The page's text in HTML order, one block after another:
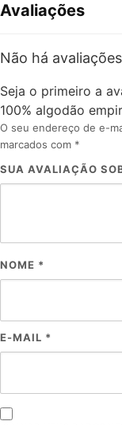
Avaliações
Não há
Seja o primeiro a
100% algodão
O seu endereço de e-
marcados com *
SUA AVALIAÇÃO
NOME *
E-MAIL *